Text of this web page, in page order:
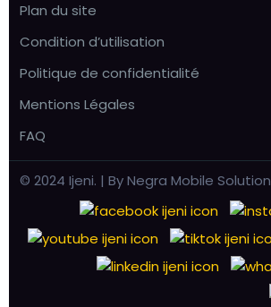
Plan du site
Condition d’utilisation
Politique de confidentialité
Mentions Légales
FAQ
© 2024 Ijeni. | By Negra Mobile Solution